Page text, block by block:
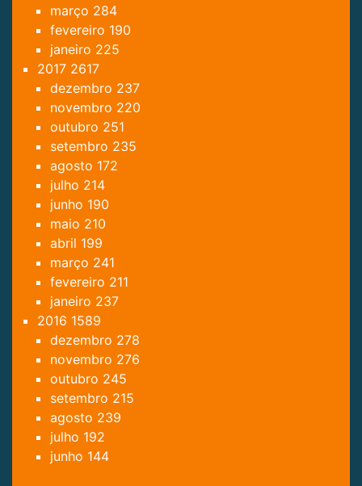
março 284
fevereiro 190
janeiro 225
2017 2617
dezembro 237
novembro 220
outubro 251
setembro 235
agosto 172
julho 214
junho 190
maio 210
abril 199
março 241
fevereiro 211
janeiro 237
2016 1589
dezembro 278
novembro 276
outubro 245
setembro 215
agosto 239
julho 192
junho 144